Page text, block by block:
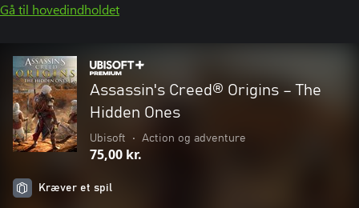
Gå til hovedindholdet
Assassin's Creed® Origins – The
Hidden Ones
Ubisoft • Action og adventure
75,00 kr.
Kræver et spil